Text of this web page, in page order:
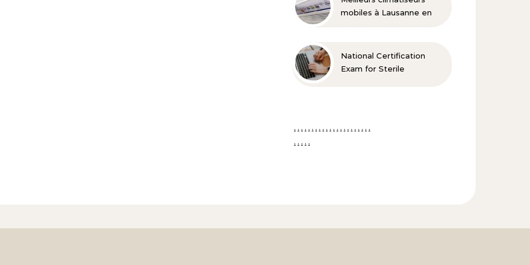
mobiles à Lausanne en
National Certification
Exam for Sterile
. . . . . . . . . . . . . . . . . . . . . .
. . . . .